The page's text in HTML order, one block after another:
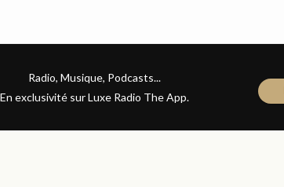
Radio, Musique, Podcasts...
En exclusivité sur Luxe Radio The App.